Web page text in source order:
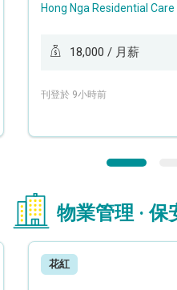
Hong Nga Residential
18,000 / 月薪
刊登於 9小時前
物業管理 · 保
花紅